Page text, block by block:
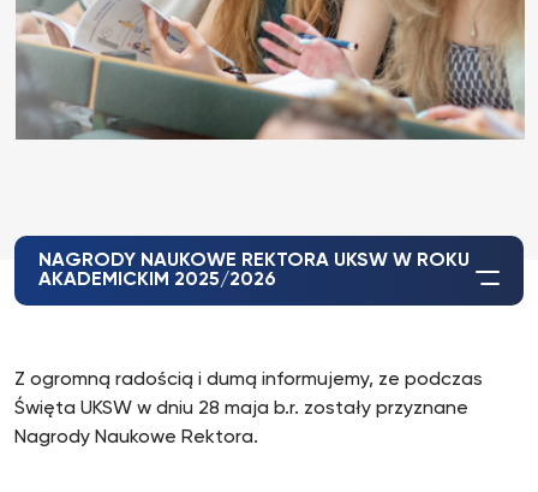
NAGRODY NAUKOWE REKTORA UKSW W ROKU
AKADEMICKIM 2025/2026
Z ogromną radością i dumą informujemy, ze podczas
Święta UKSW w dniu 28 maja b.r. zostały przyznane
Nagrody Naukowe Rektora.